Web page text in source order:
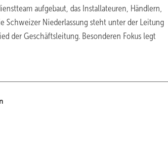
aufgebaut, das Installateuren, Händlern,
Niederlassung steht unter der Leitung
der Geschäftsleitung. Besonderen Fokus legt